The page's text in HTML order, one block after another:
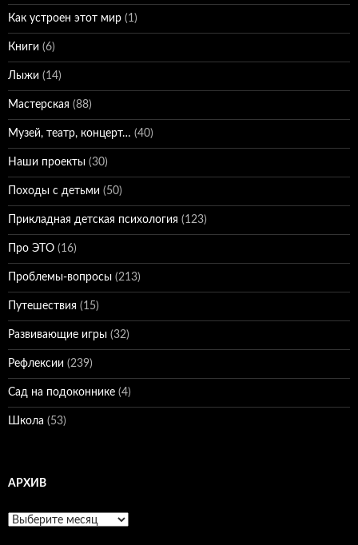
Как устроен этот мир (1)
Книги (6)
Лыжи (14)
Мастерская (88)
Музей, театр, концерт… (40)
Наши проекты (30)
Походы с детьми (50)
Прикладная детская психология (123)
Про ЭТО (16)
Проблемы-вопросы (213)
Путешествия (15)
Развивающие игры (32)
Рефлексии (239)
Сад на подоконнике (4)
Школа (53)
АРХИВ
Архив